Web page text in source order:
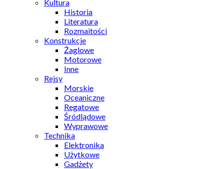
Kultura
Historia
Literatura
Rozmaitości
Konstrukcje
Żaglowe
Motorowe
Inne
Rejsy
Morskie
Oceaniczne
Regatowe
Śródlądowe
Wyprawowe
Technika
Elektronika
Użytkowe
Gadżety